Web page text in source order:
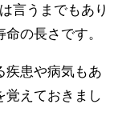
言うまでもあり
の長さです。
疾患や病気もあ
覚えておきまし